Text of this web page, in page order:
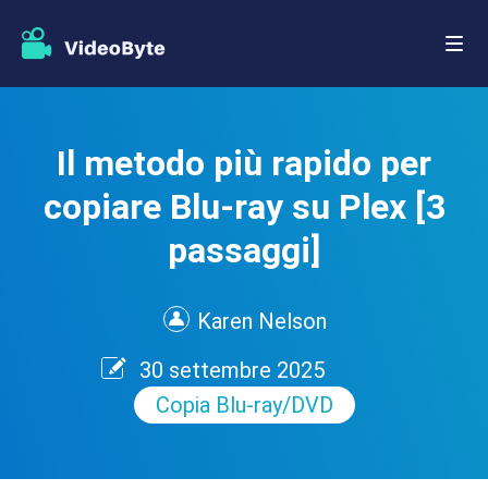
Il metodo più rapido per
copiare Blu-ray su Plex [3
passaggi]
Karen Nelson
30 settembre 2025
Copia Blu-ray/DVD